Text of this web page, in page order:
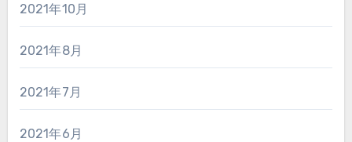
2021年10月
2021年8月
2021年7月
2021年6月